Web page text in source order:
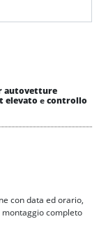
autovetture
elevato econtrollo
con data ed orario,
completo